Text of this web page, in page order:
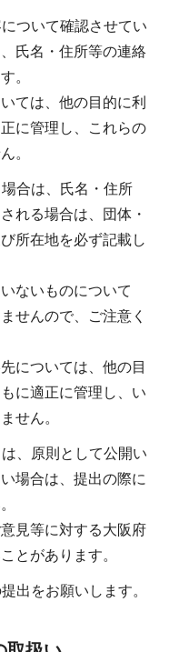
ついて確認させてい
氏名・住所等の連絡
。
ては、他の目的に利
に管理し、これらの
。
合は、氏名・住所
れる場合は、団体・
所在地を必ず記載し
ないものについて
せんので、ご注意く
については、他の目
に適正に管理し、い
せん。
、原則として公開い
場合は、提出の際に
見等に対する大阪府
とがあります。
出をお願いします。